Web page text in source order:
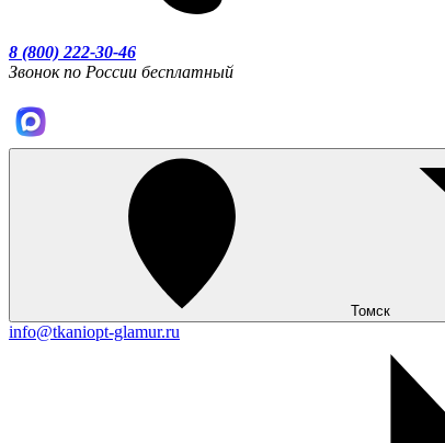
8 (800) 222-30-46
Звонок по России бесплатный
Томск
info@tkaniopt-glamur.ru